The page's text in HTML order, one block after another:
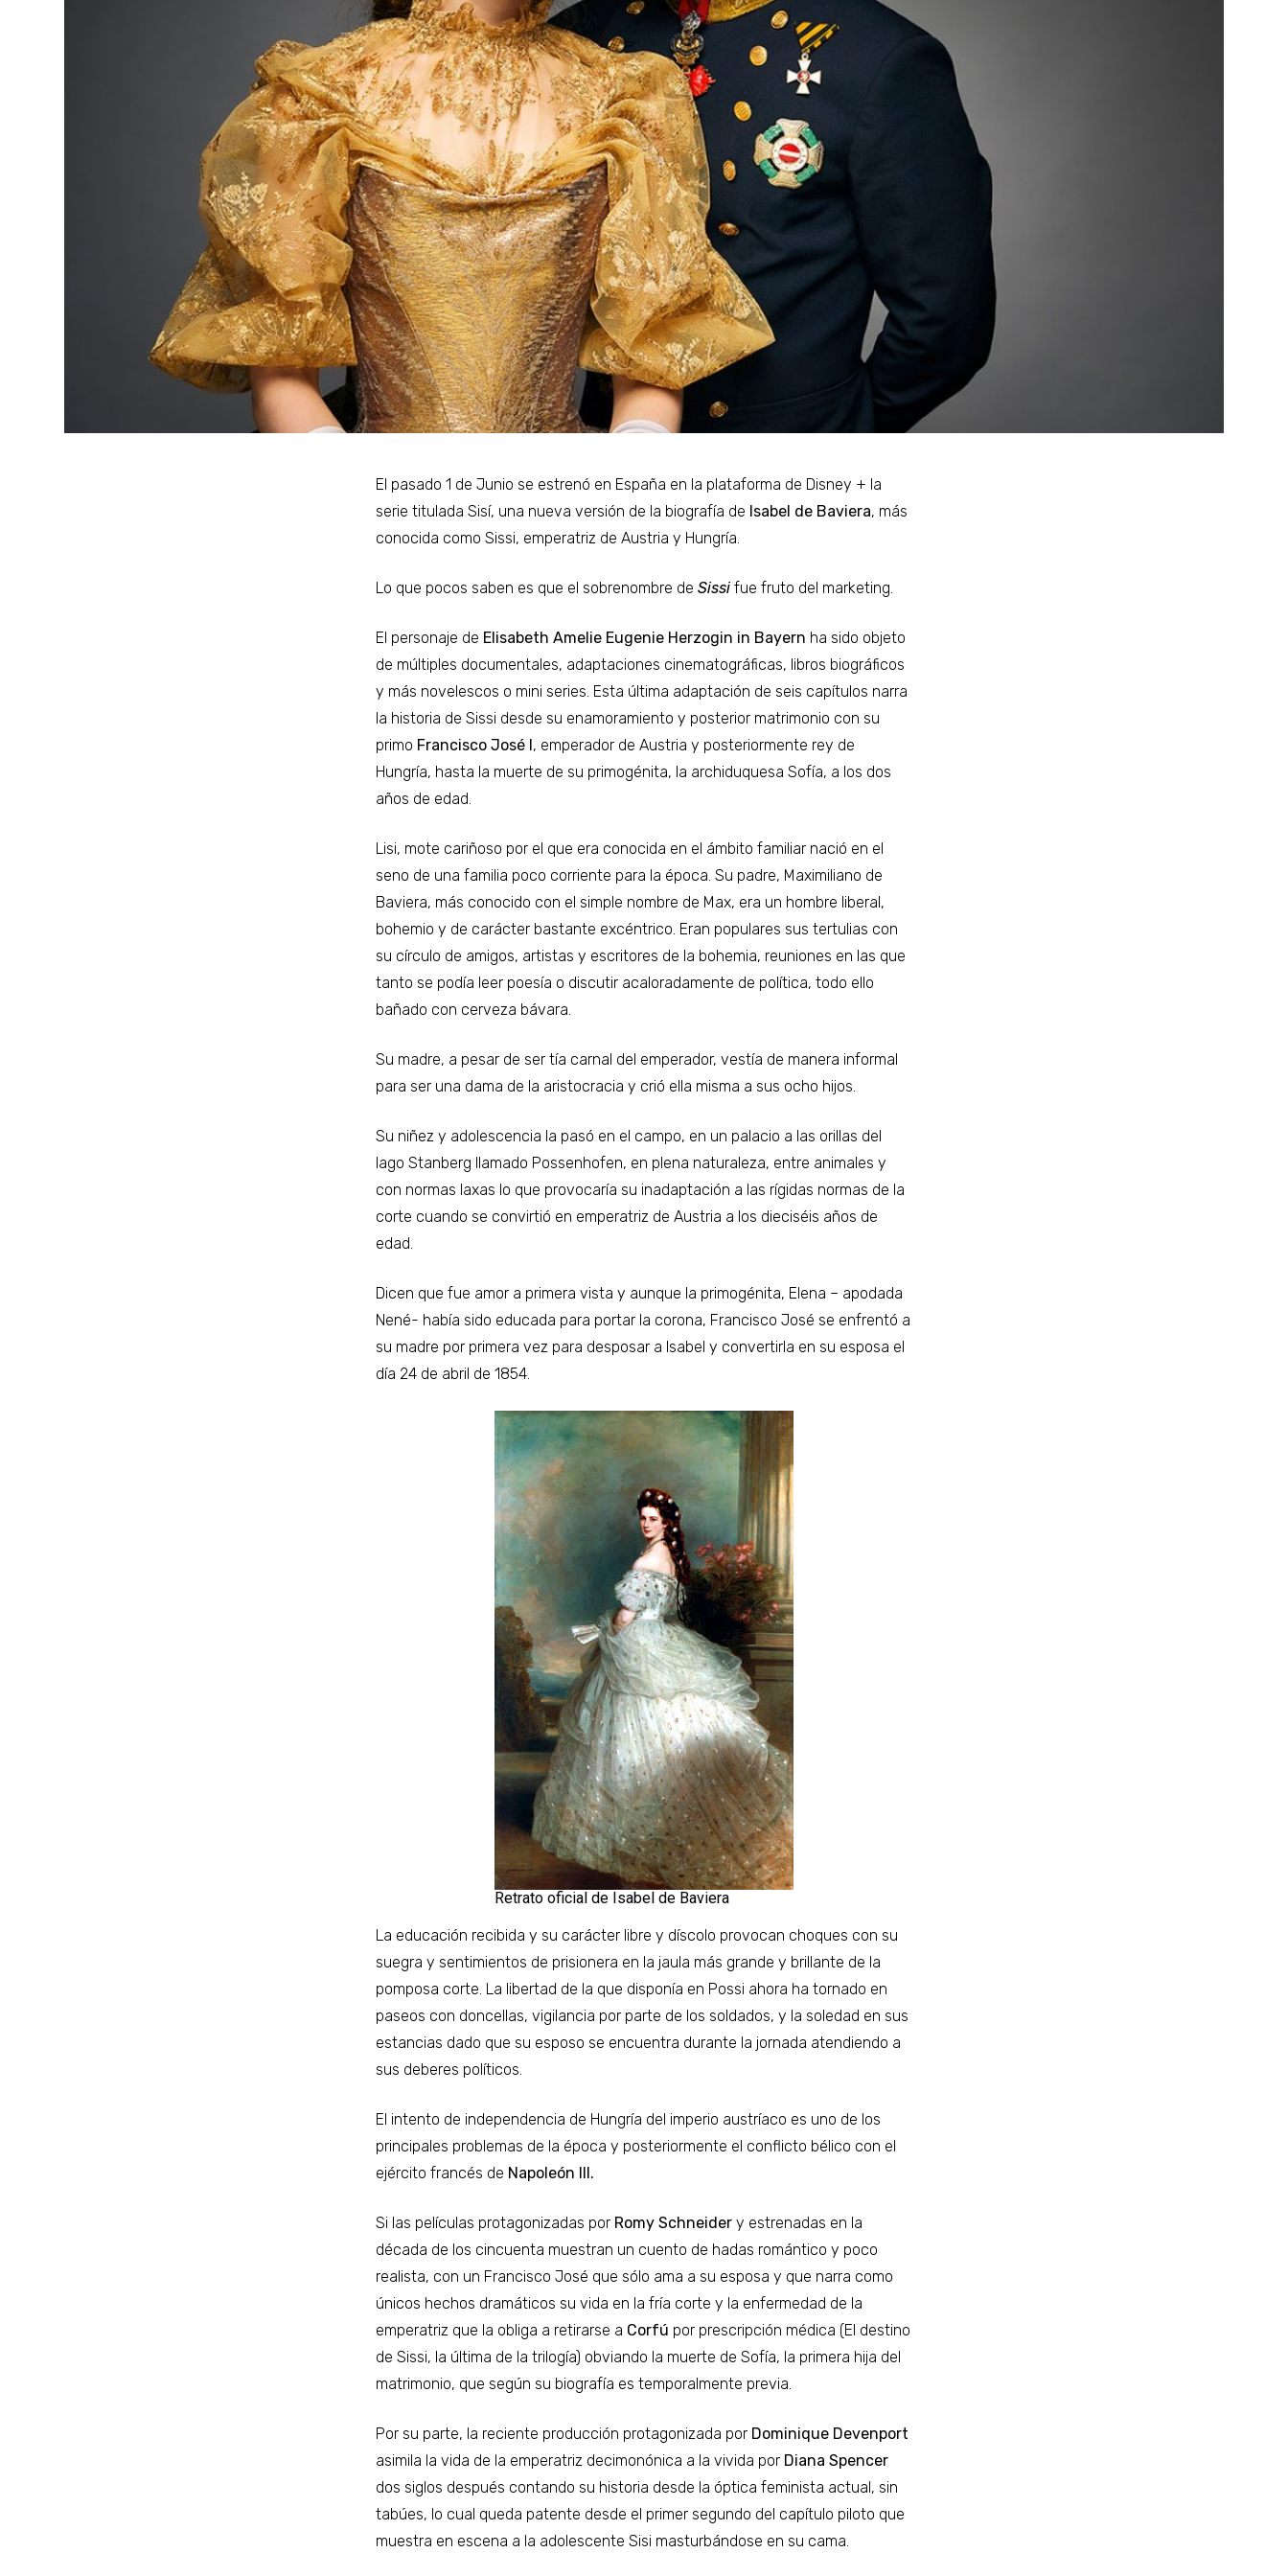
El pasado 1 de Junio se estrenó en España en la plataforma de Disney + la
serie titulada Sisí, una nueva versión de la biografía de Isabel de Baviera, más
conocida como Sissi, emperatriz de Austria y Hungría.
Lo que pocos saben es que el sobrenombre de Sissi fue fruto del marketing.
El personaje de Elisabeth Amelie Eugenie Herzogin in Bayern ha sido objeto
de múltiples documentales, adaptaciones cinematográficas, libros biográficos
y más novelescos o mini series. Esta última adaptación de seis capítulos narra
la historia de Sissi desde su enamoramiento y posterior matrimonio con su
primo Francisco José I , emperador de Austria y posteriormente rey de
Hungría, hasta la muerte de su primogénita, la archiduquesa Sofía, a los dos
años de edad.
Lisi, mote cariñoso por el que era conocida en el ámbito familiar nació en el
seno de una familia poco corriente para la época. Su padre, Maximiliano de
Baviera, más conocido con el simple nombre de Max, era un hombre liberal,
bohemio y de carácter bastante excéntrico. Eran populares sus tertulias con
su círculo de amigos, artistas y escritores de la bohemia, reuniones en las que
tanto se podía leer poesía o discutir acaloradamente de política, todo ello
bañado con cerveza bávara.
Su madre, a pesar de ser tía carnal del emperador, vestía de manera informal
para ser una dama de la aristocracia y crió ella misma a sus ocho hijos.
Su niñez y adolescencia la pasó en el campo, en un palacio a las orillas del
lago Stanberg llamado Possenhofen, en plena naturaleza, entre animales y
con normas laxas lo que provocaría su inadaptación a las rígidas normas de la
corte cuando se convirtió en emperatriz de Austria a los dieciséis años de
edad.
Dicen que fue amor a primera vista y aunque la primogénita, Elena – apodada
Nené- había sido educada para portar la corona, Francisco José se enfrentó a
su madre por primera vez para desposar a Isabel y convertirla en su esposa el
día 24 de abril de 1854.
Retrato oficial de Isabel de Baviera
La educación recibida y su carácter libre y díscolo provocan choques con su
suegra y sentimientos de prisionera en la jaula más grande y brillante de la
pomposa corte. La libertad de la que disponía en Possi ahora ha tornado en
paseos con doncellas, vigilancia por parte de los soldados, y la soledad en sus
estancias dado que su esposo se encuentra durante la jornada atendiendo a
sus deberes políticos.
El intento de independencia de Hungría del imperio austríaco es uno de los
principales problemas de la época y posteriormente el conflicto bélico con el
ejército francés de Napoleón III.
Si las películas protagonizadas por Romy Schneider y estrenadas en la
década de los cincuenta muestran un cuento de hadas romántico y poco
realista, con un Francisco José que sólo ama a su esposa y que narra como
únicos hechos dramáticos su vida en la fría corte y la enfermedad de la
emperatriz que la obliga a retirarse a Corfú por prescripción médica (El destino
de Sissi, la última de la trilogía) obviando la muerte de Sofía, la primera hija del
matrimonio, que según su biografía es temporalmente previa.
Por su parte, la reciente producción protagonizada por Dominique Devenport
asimila la vida de la emperatriz decimonónica a la vivida por Diana Spencer
dos siglos después contando su historia desde la óptica feminista actual, sin
tabúes, lo cual queda patente desde el primer segundo del capítulo piloto que
muestra en escena a la adolescente Sisi masturbándose en su cama.